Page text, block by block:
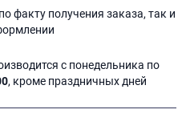
факту получения заказа, так и
с понедельника по
, кроме праздничных дней